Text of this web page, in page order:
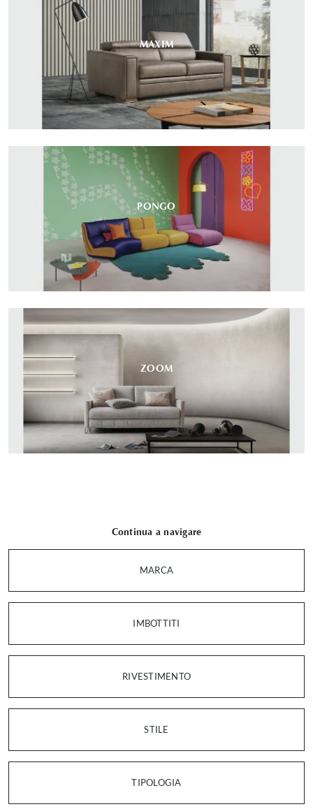
MAXIM
PONGO
ZOOM
Continua a navigare
MARCA
IMBOTTITI
RIVESTIMENTO
STILE
TIPOLOGIA